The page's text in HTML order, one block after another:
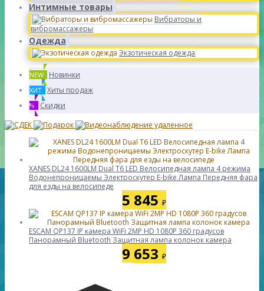
Интимные товары
Вибраторы и
вибромассажеры
Одежда
Экзотическая одежда
NEW Новинки
ХИТ Хиты продаж
% Скидки
XANES DL24 1600LM Dual T6 LED Велосипедная лампа 4 режима
Водонепроницаемы Электроскутер E-bike Лампа Передняя фара
для езды на велосипеде
5 845 ₽
ESCAM QP137 IP камера WiFi 2MP HD 1080P 360 градусов
Панорамный Bluetooth Защитная лампа колонок камера
9 653 ₽